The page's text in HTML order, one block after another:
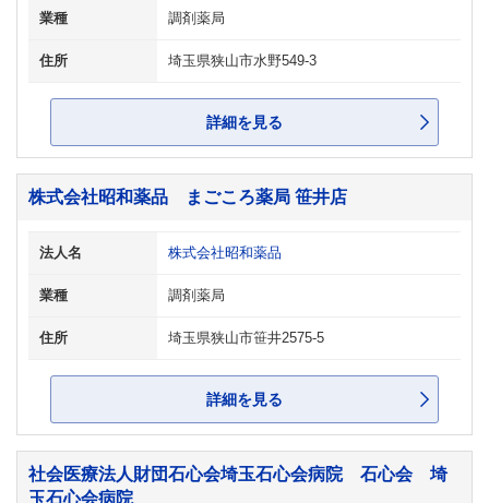
業種 調剤薬局
住所 埼玉県狭山市水野549-3
詳細を見る
株式会社昭和薬品 まごころ薬局 笹井店
法人名 株式会社昭和薬品
業種 調剤薬局
住所 埼玉県狭山市笹井2575-5
詳細を見る
社会医療法人財団石心会埼玉石心会病院 石心会 埼
玉石心会病院